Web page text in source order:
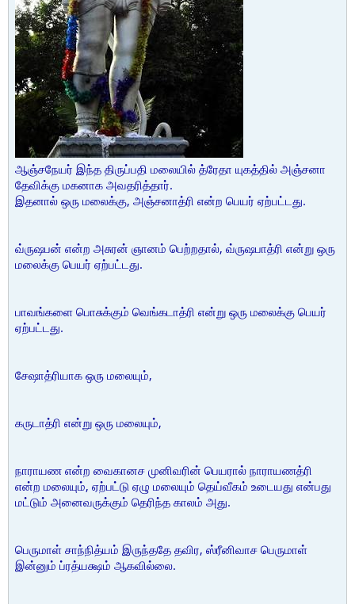
ஆஞ்சநேயர் இந்த திருப்பதி மலையில் த்ரேதா யுகத்தில் அஞ்சனா
தேவிக்கு மகனாக அவதரித்தார்.
இதனால் ஒரு மலைக்கு, அஞ்சனாத்ரி என்ற பெயர் ஏற்பட்டது.
வ்ருஷபன் என்ற அசுரன் ஞானம் பெற்றதால், வ்ருஷபாத்ரி என்று ஒரு
மலைக்கு பெயர் ஏற்பட்டது.
பாவங்களை பொசுக்கும் வெங்கடாத்ரி என்று ஒரு மலைக்கு பெயர்
ஏற்பட்டது.
சேஷாத்ரியாக ஒரு மலையும்,
கருடாத்ரி என்று ஒரு மலையும்,
நாராயண என்ற வைகானச முனிவரின் பெயரால் நாராயணத்ரி
என்ற மலையும், ஏற்பட்டு ஏழு மலையும் தெய்வீகம் உடையது என்பது
மட்டும் அனைவருக்கும் தெரிந்த காலம் அது.
பெருமாள் சாந்நித்யம் இருந்ததே தவிர, ஸ்ரீனிவாச பெருமாள்
இன்னும் ப்ரத்யக்ஷம் ஆகவில்லை.